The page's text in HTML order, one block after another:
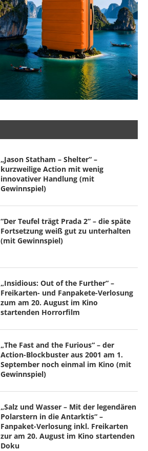
„Jason Statham – Shelter“ –
kurzweilige Action mit wenig
innovativer Handlung (mit
Gewinnspiel)
“Der Teufel trägt Prada 2” – die späte
Fortsetzung weiß gut zu unterhalten
(mit Gewinnspiel)
„Insidious: Out of the Further“ –
Freikarten- und Fanpakete-Verlosung
zum am 20. August im Kino
startenden Horrorfilm
„The Fast and the Furious“ – der
Action-Blockbuster aus 2001 am 1.
September noch einmal im Kino (mit
Gewinnspiel)
„Salz und Wasser – Mit der legendären
Polarstern in die Antarktis“ –
Fanpaket-Verlosung inkl. Freikarten
zur am 20. August im Kino startenden
Doku